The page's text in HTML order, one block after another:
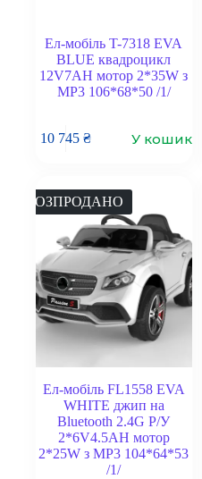
Ел-мобіль T-7318 EVA
BLUE квадроцикл
12V7AH мотор 2*35W з
MP3 106*68*50 /1/
10 745₴ У кошик
РОЗПРОДАНО
Ел-мобіль FL1558 EVA
WHITE джип на
Bluetooth 2.4G Р/У
2*6V4.5AH мотор
2*25W з MP3 104*64*53
/1/